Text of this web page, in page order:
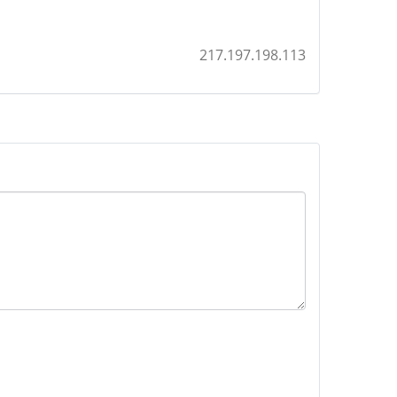
217.197.198.113